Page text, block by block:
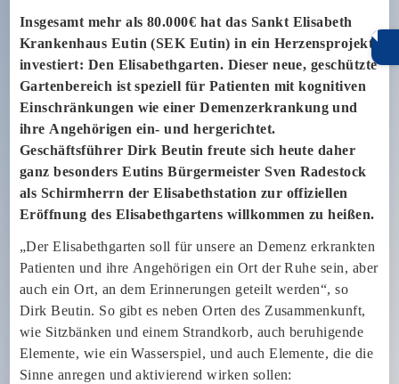
Insgesamt mehr als 80.000€ hat das Sankt Elisabeth
Krankenhaus Eutin (SEK Eutin) in ein Herzensprojekt
investiert: Den Elisabethgarten. Dieser neue, geschützte
Gartenbereich ist speziell für Patienten mit kognitiven
Einschränkungen wie einer Demenzerkrankung und
ihre Angehörigen ein- und hergerichtet.
Geschäftsführer Dirk Beutin freute sich heute daher
ganz besonders Eutins Bürgermeister Sven Radestock
als Schirmherrn der Elisabethstation zur offiziellen
Eröffnung des Elisabethgartens willkommen zu heißen.
„Der Elisabethgarten soll für unsere an Demenz erkrankten
Patienten und ihre Angehörigen ein Ort der Ruhe sein, aber
auch ein Ort, an dem Erinnerungen geteilt werden“, so
Dirk Beutin. So gibt es neben Orten des Zusammenkunft,
wie Sitzbänken und einem Strandkorb, auch beruhigende
Elemente, wie ein Wasserspiel, und auch Elemente, die die
Sinne anregen und aktivierend wirken sollen: